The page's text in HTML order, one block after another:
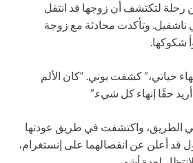
رحلة لتكتشف أن زوجها قد انتقل
ناشفيل. وتأكدت محادثة مع زوجة
شكوكها.
حياتي،” كشفت بوني. “كان الألم
حقًا إنهاء كل شيء.”
الطريق، واكتشفت في طريق عودتها
قد أعلن عن انفصالهما على إنستغرام،